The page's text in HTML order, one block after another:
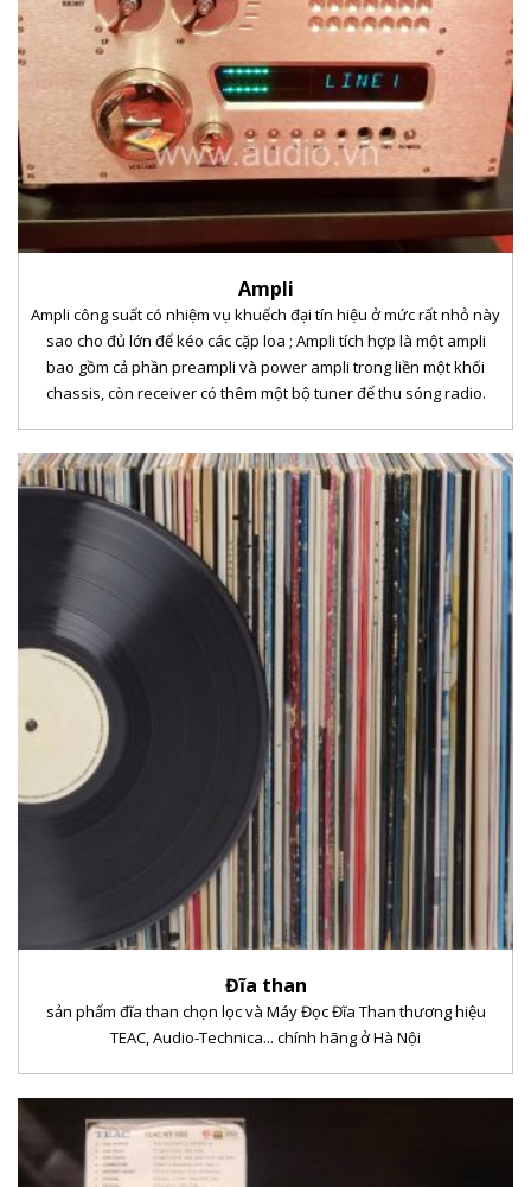
Ampli
Ampli công suất có nhiệm vụ khuếch đại tín hiệu ở mức rất nhỏ này
sao cho đủ lớn để kéo các cặp loa ; Ampli tích hợp là một ampli
bao gồm cả phần preampli và power ampli trong liền một khối
chassis, còn receiver có thêm một bộ tuner để thu sóng radio.
Đĩa than
sản phẩm đĩa than chọn lọc và Máy Đọc Đĩa Than thương hiệu
TEAC, Audio-Technica... chính hãng ở Hà Nội